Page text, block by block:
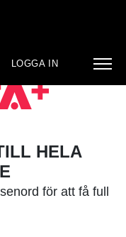
LOGGA IN
HELA
för att få full